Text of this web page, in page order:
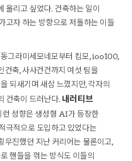
올리고 싶었다. 건축하는 일이
고자 하는 방향으로 저돌하는 이들
그라미세모네모부터 킴모, ioo100,
건축, 사사건건까지 여섯 팀을
되새기며 새삼 느꼈지만, 각자의
건축이 드러난다. 내러티브
런 성향은 생성형 AI가 등장한
극적으로 도입하고 있었다는
무진했던 지난 커리어는 물론이고,
핸들을 꺾는 방식도 이들의